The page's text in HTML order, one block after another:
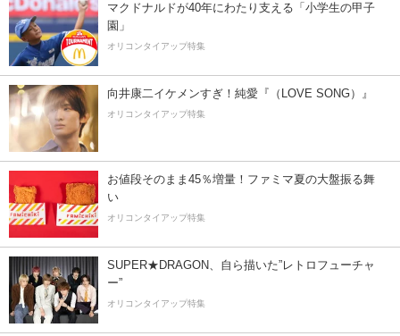
マクドナルドが40年にわたり支える「小学生の甲子
園」
オリコンタイアップ特集
向井康二イケメンすぎ！純愛『（LOVE SONG）』
オリコンタイアップ特集
お値段そのまま45％増量！ファミマ夏の大盤振る舞
い
オリコンタイアップ特集
SUPER★DRAGON、自ら描いた”レトロフューチャ
ー”
オリコンタイアップ特集